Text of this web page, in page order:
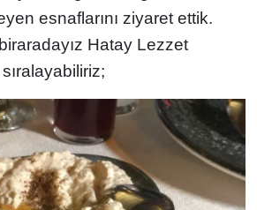
esnaflarını ziyaret ettik.
Hatay Lezzet